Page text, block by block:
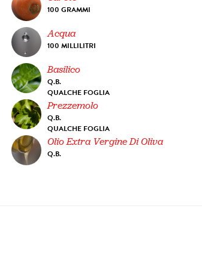
100 GRAMMI
Acqua
100 MILLILITRI
Basilico
Q.B.
QUALCHE FOGLIA
Prezzemolo
Q.B.
QUALCHE FOGLIA
Olio Extra Vergine Di Oliva
Q.B.